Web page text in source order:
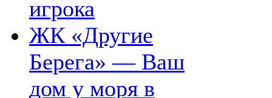
игрока
ЖК «Другие
Берега» — Ваш
дом у моря в